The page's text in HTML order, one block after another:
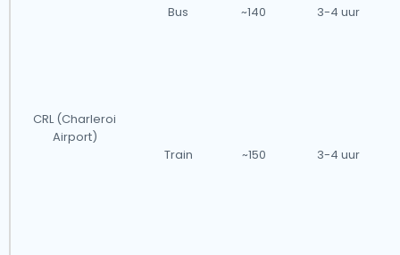
CRL (Charleroi
Airport)
Bus ~140 3-4 uur
Train ~150 3-4 uur